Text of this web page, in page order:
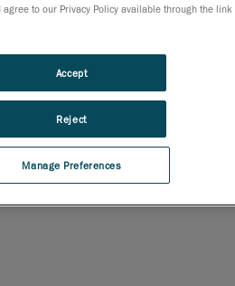
to our Privacy Policy available through the
Manage Preferences
Reject
Accept